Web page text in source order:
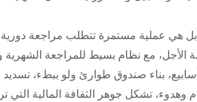
هي عملية مستمرة تتطلب مراجعة دورية،
مع نظام بسيط للمراجعة الشهرية
أسابيع، بناء صندوق طوارئ ولو ببطء،
تشكل جوهر الثقافة المالية التي